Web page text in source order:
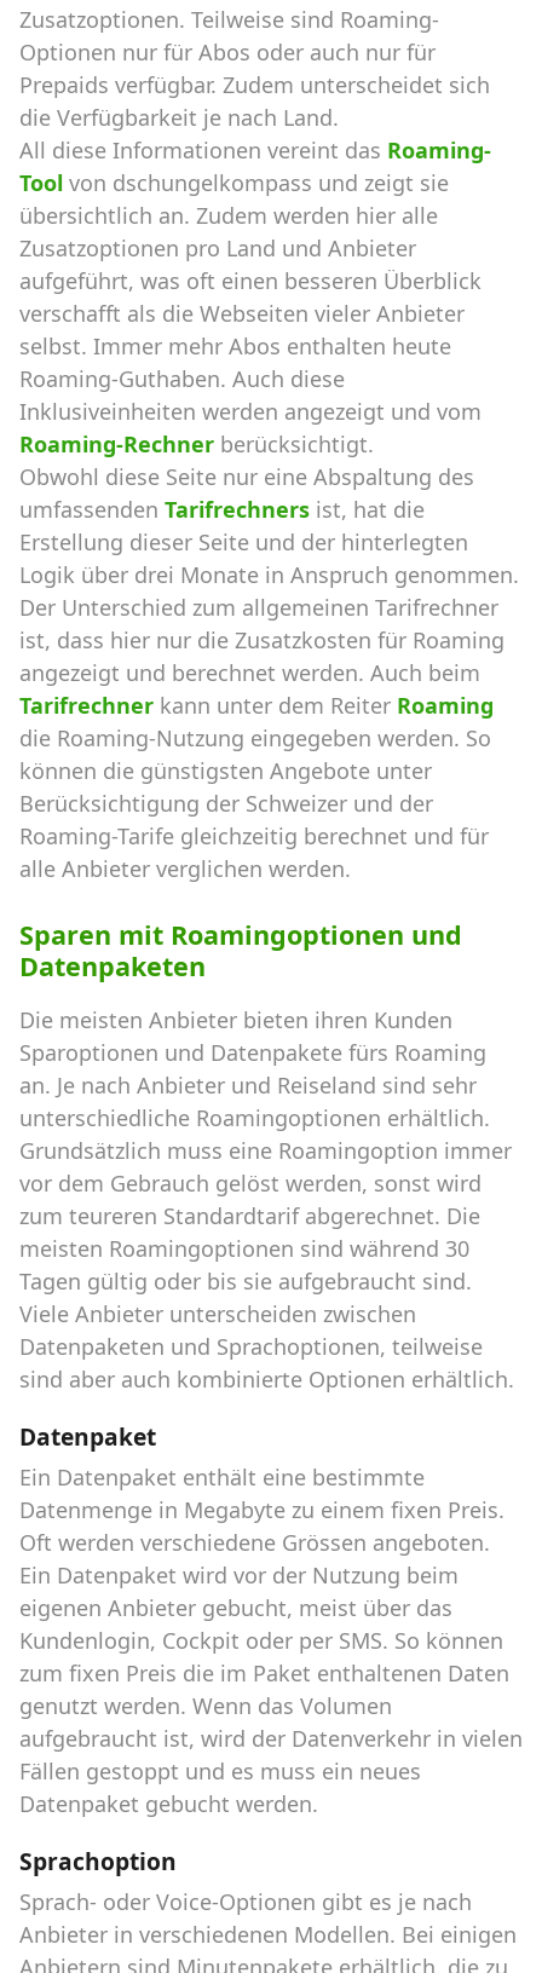
Zusatzoptionen. Teilweise sind Roaming-
Optionen nur für Abos oder auch nur für
Prepaids verfügbar. Zudem unterscheidet sich
die Verfügbarkeit je nach Land.
All diese Informationen vereint das Roaming-
Tool von dschungelkompass und zeigt sie
übersichtlich an. Zudem werden hier alle
Zusatzoptionen pro Land und Anbieter
aufgeführt, was oft einen besseren Überblick
verschafft als die Webseiten vieler Anbieter
selbst. Immer mehr Abos enthalten heute
Roaming-Guthaben. Auch diese
Inklusiveinheiten werden angezeigt und vom
Roaming-Rechner berücksichtigt.
Obwohl diese Seite nur eine Abspaltung des
umfassenden Tarifrechners ist, hat die
Erstellung dieser Seite und der hinterlegten
Logik über drei Monate in Anspruch genommen.
Der Unterschied zum allgemeinen Tarifrechner
ist, dass hier nur die Zusatzkosten für Roaming
angezeigt und berechnet werden. Auch beim
Tarifrechner kann unter dem Reiter Roaming
die Roaming-Nutzung eingegeben werden. So
können die günstigsten Angebote unter
Berücksichtigung der Schweizer und der
Roaming-Tarife gleichzeitig berechnet und für
alle Anbieter verglichen werden.
Sparen mit Roamingoptionen und
Datenpaketen
Die meisten Anbieter bieten ihren Kunden
Sparoptionen und Datenpakete fürs Roaming
an. Je nach Anbieter und Reiseland sind sehr
unterschiedliche Roamingoptionen erhältlich.
Grundsätzlich muss eine Roamingoption immer
vor dem Gebrauch gelöst werden, sonst wird
zum teureren Standardtarif abgerechnet. Die
meisten Roamingoptionen sind während 30
Tagen gültig oder bis sie aufgebraucht sind.
Viele Anbieter unterscheiden zwischen
Datenpaketen und Sprachoptionen, teilweise
sind aber auch kombinierte Optionen erhältlich.
Datenpaket
Ein Datenpaket enthält eine bestimmte
Datenmenge in Megabyte zu einem fixen Preis.
Oft werden verschiedene Grössen angeboten.
Ein Datenpaket wird vor der Nutzung beim
eigenen Anbieter gebucht, meist über das
Kundenlogin, Cockpit oder per SMS. So können
zum fixen Preis die im Paket enthaltenen Daten
genutzt werden. Wenn das Volumen
aufgebraucht ist, wird der Datenverkehr in vielen
Fällen gestoppt und es muss ein neues
Datenpaket gebucht werden.
Sprachoption
Sprach- oder Voice-Optionen gibt es je nach
Anbieter in verschiedenen Modellen. Bei einigen
Anbietern sind Minutenpakete erhältlich, die zu